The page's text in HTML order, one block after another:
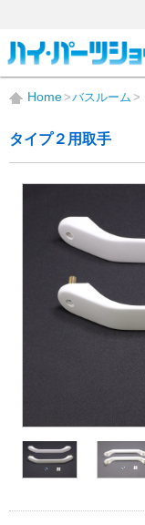
Home バスルーム
タイプ２用取手